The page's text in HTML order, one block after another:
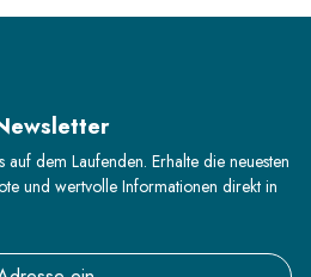
dem Laufenden. Erhalte die neuesten
und wertvolle Informationen direkt in